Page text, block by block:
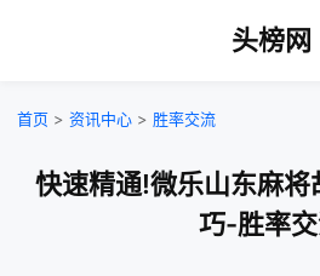
头榜网
首页 > 资讯中心 > 胜率交流
快速精通!微乐山东麻将
巧-胜率